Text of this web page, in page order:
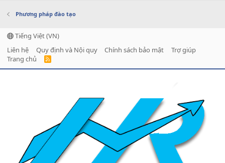
Phương pháp đào tạo
Tiếng Việt (VN)
Liên hệ
Quy định và Nội quy Chính sách bảo mật
Trợ giúp
Trang chủ
R